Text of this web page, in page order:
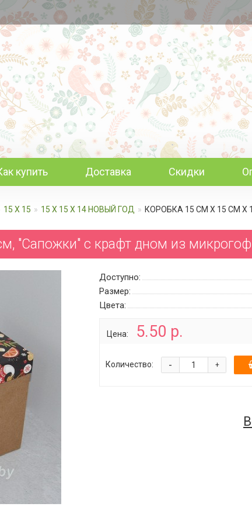
купить Доставка Скидки
15 Х 15 15 Х 15 Х 14 НОВЫЙ ГОД КОРОБКА 15 СМ Х 15 СМ
"Сапожки" c крафт дном из
Доступно:
Размер:
Цвета:
Цена: 5.50 р.
Количество: +
-